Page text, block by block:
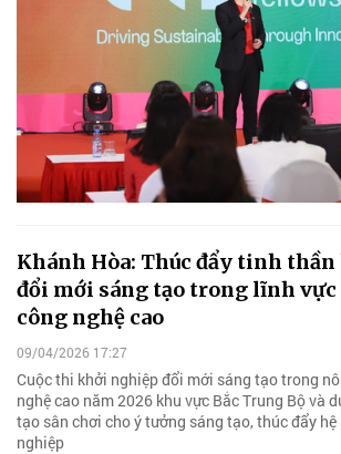
Khánh Hòa: Thúc đẩy tinh
đổi mới sáng tạo trong lĩnh
công nghệ cao
09/04/2026 17:27
Cuộc thi khởi nghiệp đổi mới sáng tạo trong
nghệ cao năm 2026 khu vực Bắc Trung Bộ và
tạo sân chơi cho ý tưởng sáng tạo, thúc đẩy
nghiệp